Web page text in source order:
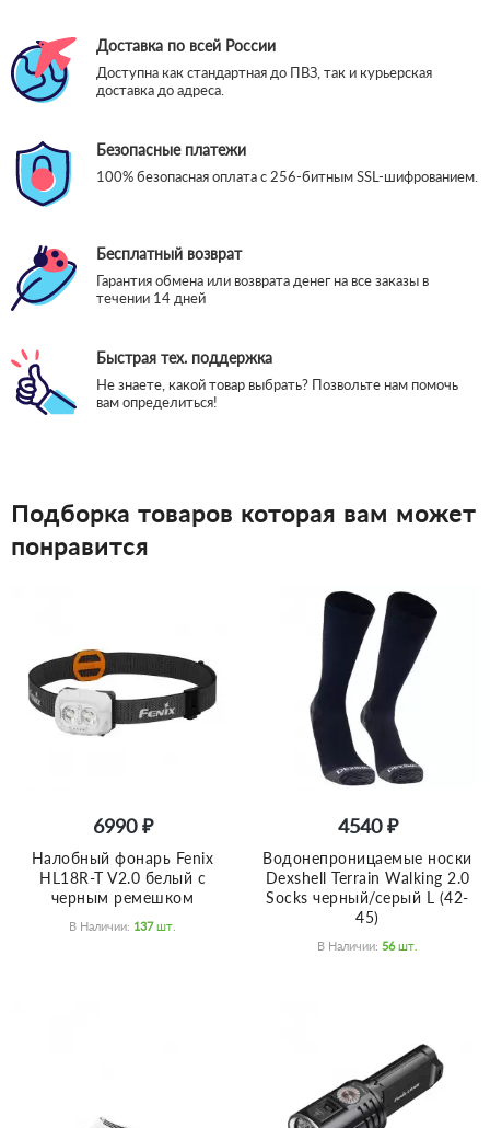
Доставка по всей России
Доступна как стандартная до ПВЗ, так и курьерская
доставка до адреса.
Безопасные платежи
100% безопасная оплата с 256-битным SSL-шифрованием.
Бесплатный возврат
Гарантия обмена или возврата денег на все заказы в
течении 14 дней
Быстрая тех. поддержка
Не знаете, какой товар выбрать? Позвольте нам помочь
вам определиться!
Подборка товаров которая вам может
понравится
6990 ₽
Налобный фонарь Fenix
HL18R-T V2.0 белый с
черным ремешком
В Наличии: 137 Шт.
4540 ₽
Водонепроницаемые носки
Dexshell Terrain Walking 2.0
Socks черный/серый L (42-
45)
В Наличии: 56 Шт.